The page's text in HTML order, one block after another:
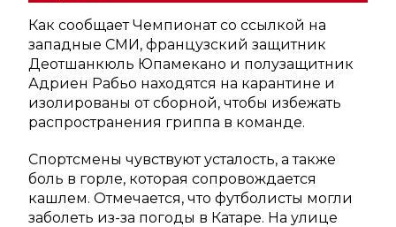
Как сообщает Чемпионат со ссылкой на
западные СМИ, французский защитник
Деотшанкюль Юпамекано и полузащитник
Адриен Рабьо находятся на карантине и
изолированы от сборной, чтобы избежать
распространения гриппа в команде.
Спортсмены чувствуют усталость, а также
боль в горле, которая сопровождается
кашлем. Отмечается, что футболисты могли
заболеть из-за погоды в Катаре. На улице